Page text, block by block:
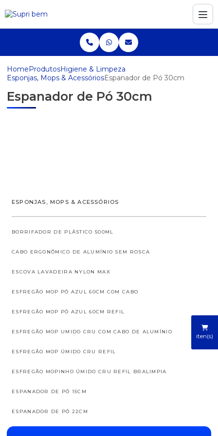
iten(s)
HomeProdutosHigiene & Limpeza
Esponjas, Mops & AcessóriosEspanador de Pó 30cm
Espanador de Pó 30cm
ESPONJAS, MOPS & ACESSÓRIOS
BORRIFADOR DE PLÁSTICO 500ML
CABO ERGONÔMICO DE ALUMÍNIO SEM ROSCA
ESCOVA LAVADEIRA NYLON MAX
ESFREGÃO MOP PÓ AZUL 60CM COM CABO
ESFREGÃO MOP PÓ AZUL 60CM REFIL
ESFREGÃO MOP UMIDO CRU COM CABO DE ALUMÍNIO
ESFREGÃO MOP ÚMIDO CRU REFIL
ESFREGÃO MOPINHO ÚMIDO CRU REFIL BRALIMPIA
ESPANADOR DE PÓ 15CM
ESPANADOR DE PÓ 22CM